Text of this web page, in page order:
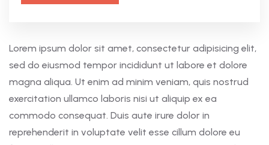
Lorem ipsum dolor sit amet, consectetur adipisicing elit,
sed do eiusmod tempor incididunt ut labore et dolore
magna aliqua. Ut enim ad minim veniam, quis nostrud
exercitation ullamco laboris nisi ut aliquip ex ea
commodo consequat. Duis aute irure dolor in
reprehenderit in voluptate velit esse cillum dolore eu